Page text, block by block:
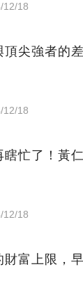
12/18
頂尖強者的
12/18
瞎忙了！黃
12/18
財富上限，